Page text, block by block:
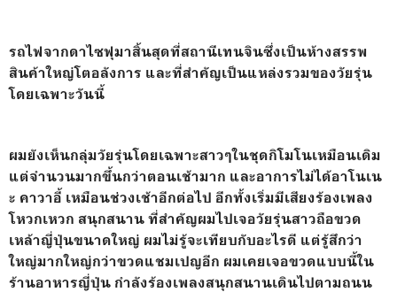
รถไฟจากดาไซฟุมาสิ้นสุดที่สถานีเทนจินซึ่งเป็นห้างสรรพ
สินค้าใหญ่โตอลังการ และที่สำคัญเป็นแหล่งรวมของวัยรุ่น
โดยเฉพาะวันนี้
ผมยังเห็นกลุ่มวัยรุ่นโดยเฉพาะสาวๆในชุดกิโมโนเหมือนเดิม
แต่จำนวนมากขึ้นกว่าตอนเช้ามาก และอาการไม่ได้อาโนเน
ะ คาวาอี้ เหมือนช่วงเช้าอีกต่อไป อีกทั้งเริ่มมีเสียงร้องเพลง
โหวกเหวก สนุกสนาน ที่สำคัญผมไปเจอวัยรุ่นสาวถือขวด
เหล้าญี่ปุ่นขนาดใหญ่ ผมไม่รู้จะเทียบกับอะไรดี แต่รู้สึกว่า
ใหญ่มากใหญ่กว่าขวดแชมเปญอีก ผมเคยเจอขวดแบบนี้ใน
ร้านอาหารญี่ปุ่น กำลังร้องเพลงสนุกสนานเดินไปตามถนน